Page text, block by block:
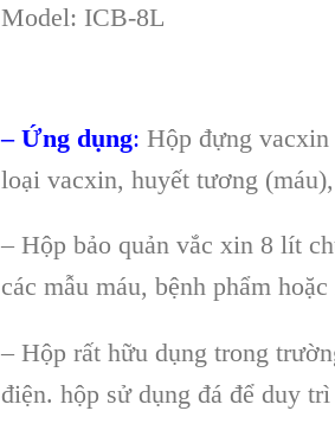
Model: ICB-8L
– Ứng dụng: Hộp đựng
loại vacxin, huyết tương
– Hộp bảo quản vắc xin 8 lít
các mẫu máu, bệnh phẩm
– Hộp rất hữu dụng trong
điện. hộp sử dụng đá để duy